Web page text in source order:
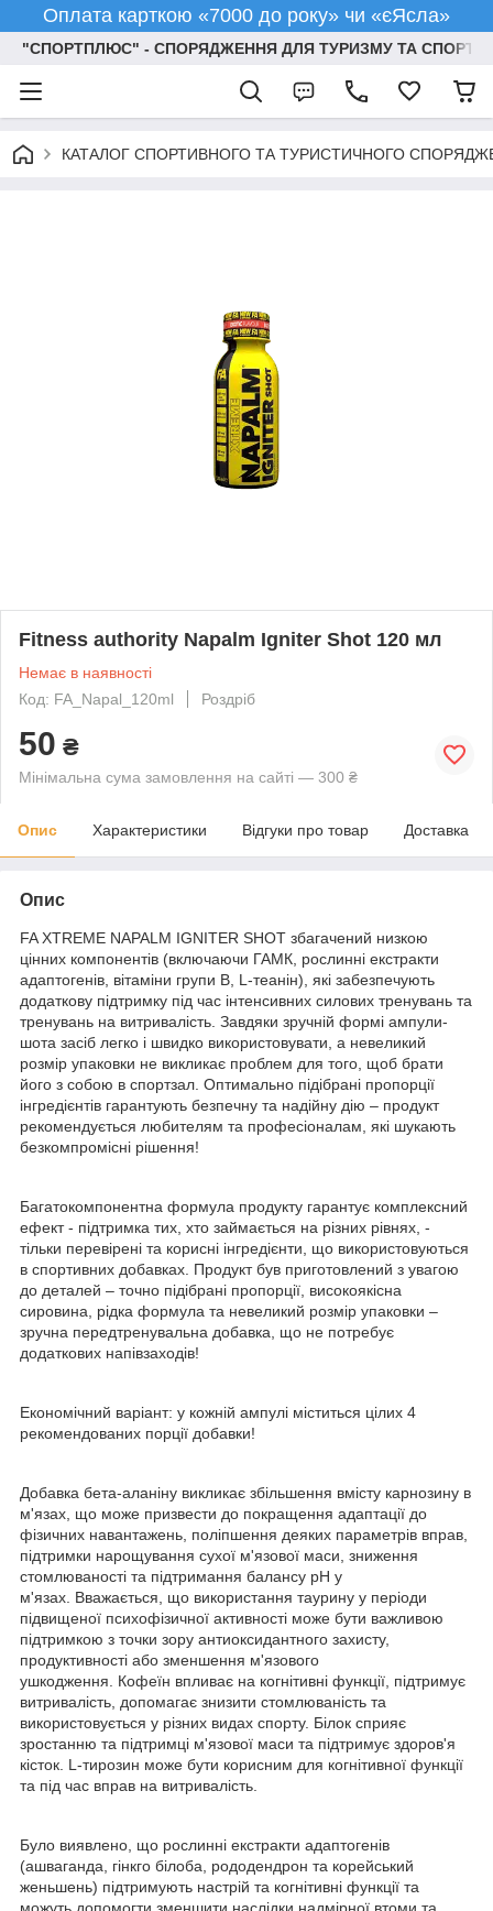
Оплата карткою «7000 до року» чи «єЯсла»
"СПОРТПЛЮС" - СПОРЯДЖЕННЯ ДЛЯ ТУРИЗМУ ТА СПОРТУ
КАТАЛОГ СПОРТИВНОГО ТА ТУРИСТИЧНОГО
Fitness authority Napalm Igniter Shot 120 мл
Немає в наявності
Код: FA_Napal_120ml
Роздріб
50 ₴
Мінімальна сума замовлення на сайті — 300 ₴
Опис Характеристики Відгуки про товар Доставка
Опис
FA XTREME NAPALM IGNITER SHOT збагачений низкою
цінних компонентів (включаючи ГАМК, рослинні екстракти
адаптогенів, вітаміни групи В, L-теанін), які забезпечують
додаткову підтримку під час інтенсивних силових тренувань та
тренувань на витривалість. Завдяки зручній формі ампули-
шота засіб легко і швидко використовувати, а невеликий
розмір упаковки не викликає проблем для того, щоб брати
його з собою в спортзал. Оптимально підібрані пропорції
інгредієнтів гарантують безпечну та надійну дію – продукт
рекомендується любителям та професіоналам, які шукають
безкомпромісні рішення!
Багатокомпонентна формула продукту гарантує комплексний
ефект - підтримка тих, хто займається на різних рівнях, -
тільки перевірені та корисні інгредієнти, що використовуються
в спортивних добавках. Продукт був приготовлений з увагою
до деталей – точно підібрані пропорції, високоякісна
сировина, рідка формула та невеликий розмір упаковки –
зручна передтренувальна добавка, що не потребує
додаткових напівзаходів!
Економічний варіант: у кожній ампулі міститься цілих 4
рекомендованих порції добавки!
Добавка бета-аланіну викликає збільшення вмісту карнозину в
м'язах, що може призвести до покращення адаптації до
фізичних навантажень, поліпшення деяких параметрів вправ,
підтримки нарощування сухої м'язової маси, зниження
стомлюваності та підтримання балансу pH у
м'язах. Вважається, що використання таурину у періоди
підвищеної психофізичної активності може бути важливою
підтримкою з точки зору антиоксидантного захисту,
продуктивності або зменшення м'язового
ушкодження. Кофеїн впливає на когнітивні функції, підтримує
витривалість, допомагає знизити стомлюваність та
використовується у різних видах спорту. Білок сприяє
зростанню та підтримці м'язової маси та підтримує здоров'я
кісток. L-тирозин може бути корисним для когнітивної функції
та під час вправ на витривалість.
Було виявлено, що рослинні екстракти адаптогенів
(ашваганда, гінкго білоба, рододендрон та корейський
женьшень) підтримують настрій та когнітивні функції та
можуть допомогти зменшити наслідки надмірної втоми та